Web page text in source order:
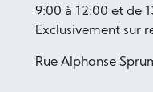
9:00 à 12:00 et de
Exclusivement sur
Rue Alphonse